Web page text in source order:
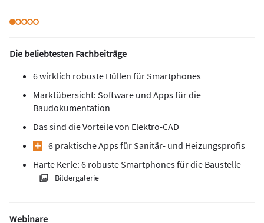
Die beliebtesten Fachbeiträge
6 wirklich robuste Hüllen für Smartphones
Marktübersicht: Software und Apps für die
Baudokumentation
Das sind die Vorteile von Elektro-CAD
6 praktische Apps für Sanitär- und Heizungsprofis
Harte Kerle: 6 robuste Smartphones für die Baustelle
Bildergalerie
Webinare